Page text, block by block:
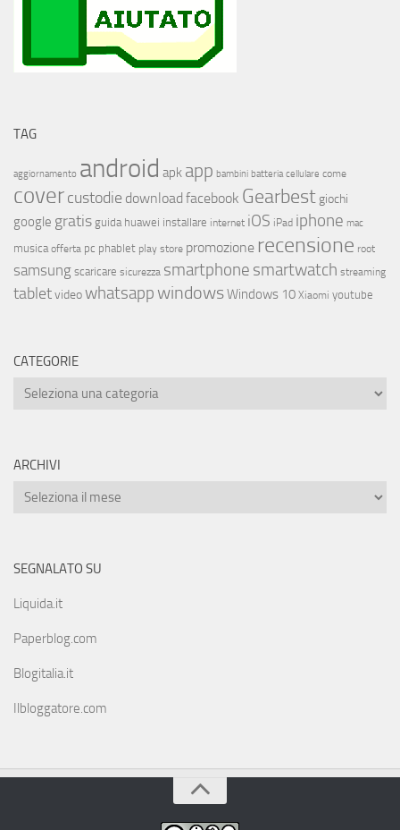
TAG
aggiornamento android apk app bambini batteria cellulare come
covercustodie download facebook Gearbest giochi
google gratis guida huawei installare internet iOS iPad iphone mac
musica offerta pc phablet play store promozione recensione root
samsungscaricare sicurezza smartphone smartwatch streaming
tabletvideowhatsappwindowsWindows 10 Xiaomi youtube
CATEGORIE
ARCHIVI
SEGNALATO SU
Liquida.it
Paperblog.com
Blogitalia.it
Ilbloggatore.com